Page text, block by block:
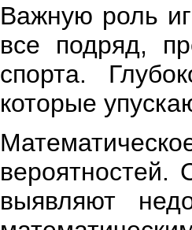
Важную роль
все подряд,
спорта.
которые
выявляют